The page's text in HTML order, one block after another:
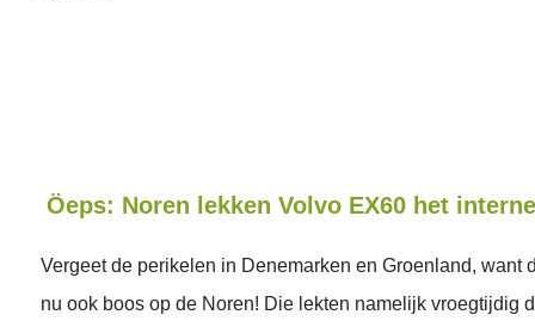
Öeps: Noren lekken Volvo EX60 het
Vergeet de perikelen in Denemarken en Groenland, want
nu ook boos op de Noren! Die lekten namelijk vroegtijdig